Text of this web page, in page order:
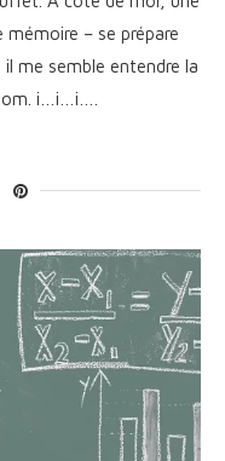
– se prépare
me semble entendre la
i…i…i….